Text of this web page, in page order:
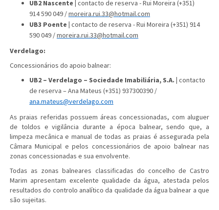
UB2 Nascente | contacto de reserva -Rui Moreira (+351)
914 590 049 /moreira.rui.33@hotmail.com
UB3 Poente | contacto de reserva -Rui Moreira (+351) 914
590 049 /moreira.rui.33@hotmail.com
Verdelago:
Concessionários do apoio balnear:
UB2 – Verdelago – Sociedade Imabiliária, S.A. | contacto
de reserva – Ana Mateus (+351) 937300390 /
ana.mateus@verdelago.com
As praias referidas possuem áreas concessionadas, com aluguer
de toldos e vigilância durante a época balnear, sendo que, a
limpeza mecânica e manual de todas as praias é assegurada pela
Câmara Municipal e pelos concessionários de apoio balnear nas
zonas concessionadas e sua envolvente.
Todas as zonas balneares classificadas do concelho de Castro
Marim apresentam excelente qualidade da água, atestada pelos
resultados do controlo analítico da qualidade da água balnear a que
são sujeitas.